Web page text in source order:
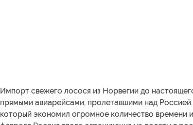
Импорт свежего лосося из Норвегии до
прямыми авиарейсами, пролетавшими над
который экономил огромное количество времени